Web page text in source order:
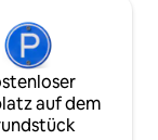
auf dem